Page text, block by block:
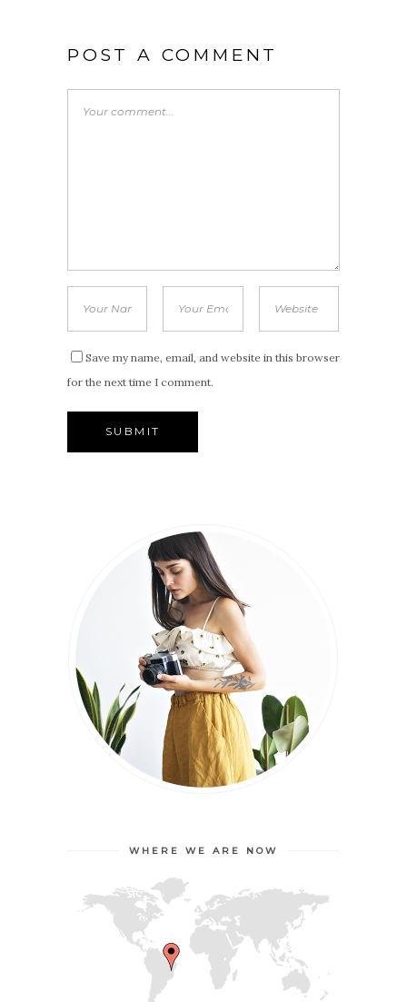
POST A COMMENT
Save my name, email, and website in this browser
for the next time I comment.
WHERE WE ARE NOW